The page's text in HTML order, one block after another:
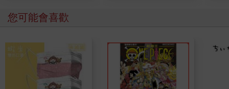
您可能會喜歡